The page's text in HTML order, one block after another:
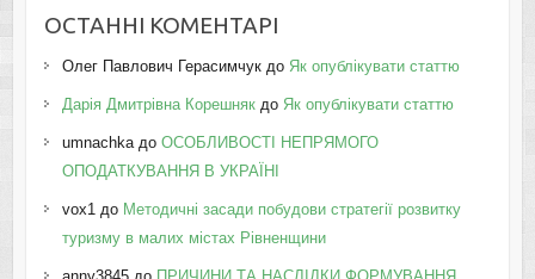
ОСТАННІ КОМЕНТАРІ
Олег Павлович Герасимчукдо Як опублікувати статтю
Дарія Дмитрівна Корешнякдо Як опублікувати статтю
umnachkaдо ОСОБЛИВОСТІ НЕПРЯМОГО
ОПОДАТКУВАННЯ В УКРАЇНІ
vox1до Методичні засади побудови стратегії розвитку
туризму в малих містах Рівненщини